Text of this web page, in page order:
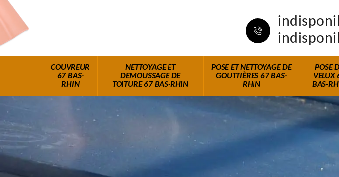
COUVREUR
67 BAS-
RHIN
NETTOYAGE ET
DEMOUSSAGE DE
TOITURE 67 BAS-RHIN
POSE ET NETTOYAGE DE
GOUTTIÈRES 67 BAS-
RHIN
POSE
VELUX
BAS-